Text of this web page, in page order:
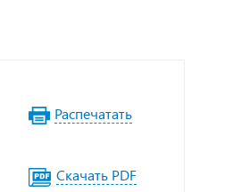
Распечатать
Скачать PDF